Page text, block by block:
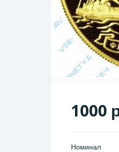
1000
Номинал